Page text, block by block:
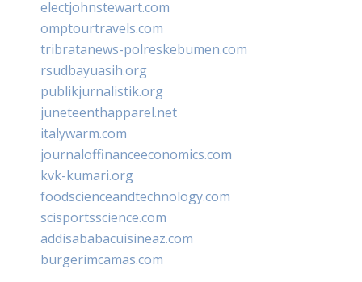
electjohnstewart.com
omptourtravels.com
tribratanews-polreskebumen.com
rsudbayuasih.org
publikjurnalistik.org
juneteenthapparel.net
italywarm.com
journaloffinanceeconomics.com
kvk-kumari.org
foodscienceandtechnology.com
scisportsscience.com
addisababacuisineaz.com
burgerimcamas.com